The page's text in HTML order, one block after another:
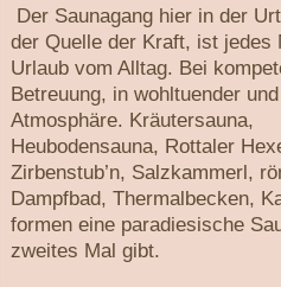
Der Saunagang hier in der
der Quelle der Kraft, ist jedes
Urlaub vom Alltag. Bei
Betreuung, in wohltuender
Atmosphäre. Kräutersauna,
Heubodensauna, Rottaler
Zirbenstub’n, Salzkammerl,
Dampfbad, Thermalbecken,
formen eine paradiesische
zweites Mal gibt.